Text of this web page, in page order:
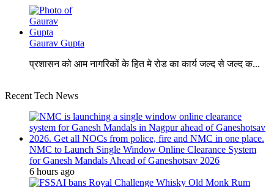
Gaurav Gupta
प्रशासन को आम नागरिकों के हित मे रोड का कार्य जल्द से जल्द क...
Recent Tech News
NMC to Launch Single Window Online Clearance System
for Ganesh Mandals Ahead of Ganeshotsav 2026
6 hours ago